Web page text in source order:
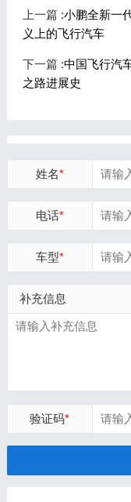
上一篇 :小鹏全新一
义上的飞行汽车
下一篇 :中国飞行汽
之路进展史
姓名*
电话*
车型*
补充信息
验证码*